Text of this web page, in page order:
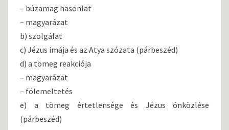
– búzamag hasonlat
– magyarázat
b) szolgálat
c) Jézus imája és az Atya szózata (párbeszéd)
d) a tömeg reakciója
– magyarázat
– fölemeltetés
e) a tömeg értetlensége és Jézus önközlése
(párbeszéd)